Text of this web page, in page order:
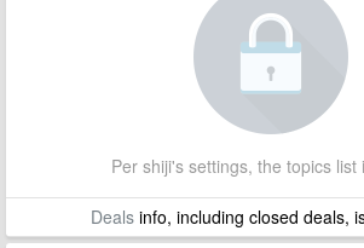
Per shiji's settings, the topics list
Dealsinfo, including closed deals,